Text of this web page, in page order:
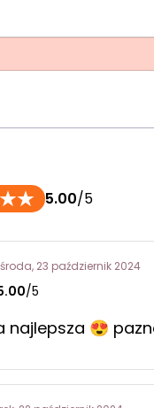
5.00/5
środa, 23 październik 2024
/5
najlepsza 😍